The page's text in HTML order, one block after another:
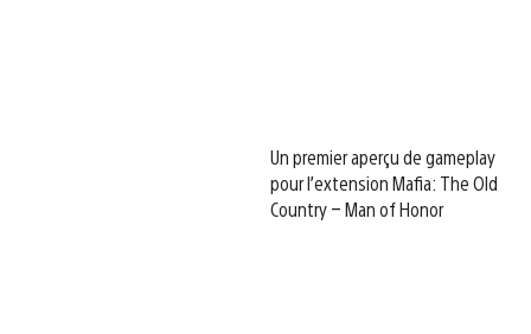
Un premier aperçu de gameplay
pour l’extension Mafia: The Old
Country – Man of Honor